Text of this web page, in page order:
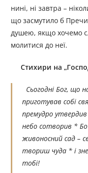
нині, ні завтра –
що засмутило б
душею, якщо хочемо
молитися до неї.
Стихири на„
Сьогодні Бог, що
приготував собі
премудро
небо сотворив * Бо
живоносний сад –
твориш чуда * і
тобі!